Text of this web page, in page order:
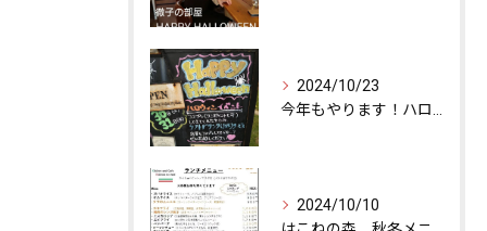
2024/10/23
2024/10/10